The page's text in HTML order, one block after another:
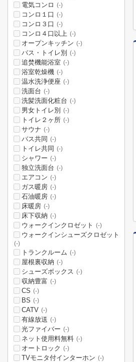
電気コンロ (-)
コンロ１口 (-)
コンロ３口 (-)
コンロ４口以上 (-)
オープンキッチン (-)
バス・トイレ別 (-)
追焚機能浴室 (-)
浴室乾燥機 (-)
温水洗浄便座 (-)
洗面台 (-)
洗髪洗面化粧台 (-)
男女トイレ別 (-)
トイレ２ヶ所 (-)
サウナ (-)
バス共同 (-)
トイレ共同 (-)
シャワー (-)
独立洗面台 (-)
エアコン (-)
ガス暖房 (-)
石油暖房 (-)
床暖房 (-)
床下収納 (-)
ウォークインクロゼット (-)
ウォークインシューズクロゼット
(-)
トランクルーム (-)
屋根裏収納 (-)
シューズボックス (-)
収納豊富 (-)
CS (-)
BS (-)
CATV (-)
有線放送 (-)
光ファイバー (-)
ネット使用料無料 (-)
オートロック (-)
TVモニタ付インターホン (-)